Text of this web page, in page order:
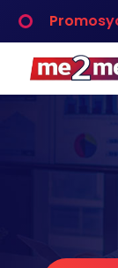
geçPromosyon
Fuar ve
Medya Bilişim